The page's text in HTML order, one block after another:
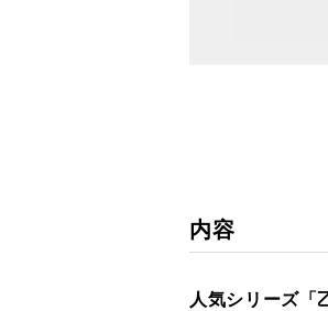
内容
人気シリーズ「